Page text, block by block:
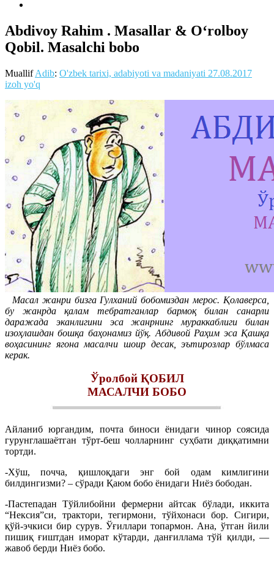
Abdivoy Rahim . Masallar & O‘rolboy
Qobil. Masalchi bobo
MuallifAdib: O'zbek tarixi, adabiyoti va madaniyati 27.08.2017
izoh yo'q
Масал жанри бизга Гулханий бобомиздан мерос. Қолаверса,
бу жанрда қалам тебратганлар бармоқ билан санарли
даражада эканлигини эса жанрнинг мураккаблиги билан
изоҳлашдан бошқа баҳонамиз йўқ. Абдивой Раҳим эса Қашқа
воҳасининг ягона масалчи шоир десак, эътирозлар бўлмаса
керак.
Ўролбой ҚОБИЛ
МАСАЛЧИ БОБО
Айланиб юргандим, почта биноси ёнидаги чинор соясида
гурунглашаётган тўрт-беш чолларнинг суҳбати диққатимни
тортди.
-Хўш, почча, қишлоқдаги энг бой одам кимлигини
билдингизми? – сўради Қаюм бобо ёнидаги Ниёз бободан.
-Пастепадан Тўйлибойни фермерни айтсак бўлади, иккита
“Нексия”си, трактори, тегирмони, тўйхонаси бор. Сигири,
қўй-эчкиси бир сурув. Ўғиллари топармон. Ана, ўтган йили
пишиқ ғиштдан иморат кўтарди, данғиллама тўй қилди, —
жавоб берди Ниёз бобо.